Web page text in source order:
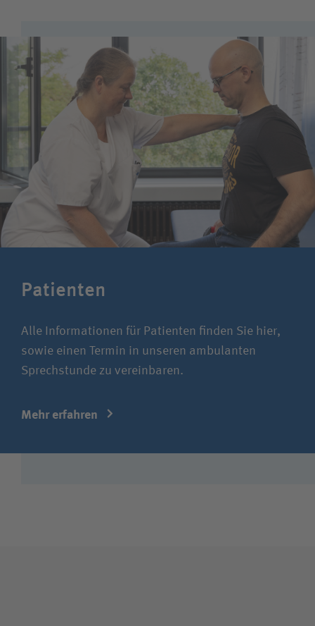
Patientin / Patient
Besucherin / Besucher
Unfallversicherungsträger
Zuweiserin / Zuweiser
Bewerberin / Bewerber
Patienten
Alle Informationen für Patienten finden Sie hier,
sowie einen Termin in unseren ambulanten
Sprechstunde zu vereinbaren.
Mehr erfahren